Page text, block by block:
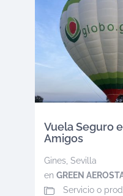
Vuela Seguro
Amigos
Gines, Sevilla
en GREEN
Servicio o